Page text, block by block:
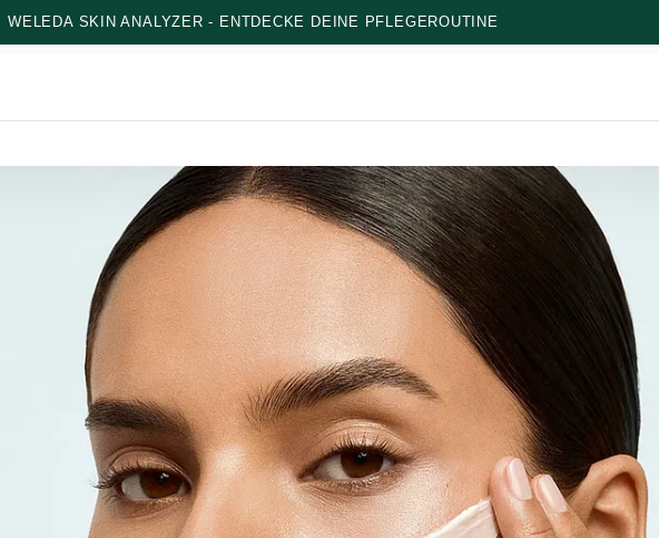
WELEDA SKIN ANALYZER - ENTDECKE DEINE PFLEGEROUTINE